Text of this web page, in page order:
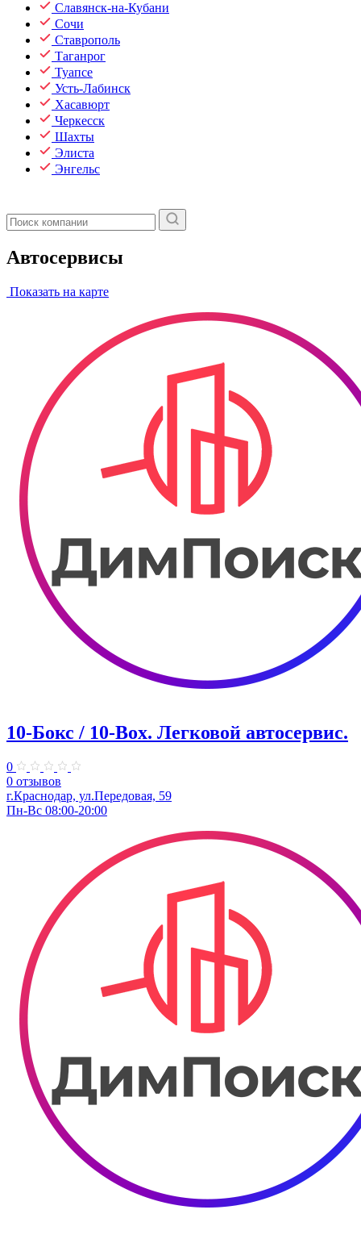
Славянск-на-Кубани
Сочи
Ставрополь
Таганрог
Туапсе
Усть-Лабинск
Хасавюрт
Черкесск
Шахты
Элиста
Энгельс
Автосервисы
Показать на карте
10-Бокс / 10-Box. ​Легковой автосервис.
0
0 отзывов
г.Краснодар, ул.Передовая, 59
Пн-Вс 08:00-20:00